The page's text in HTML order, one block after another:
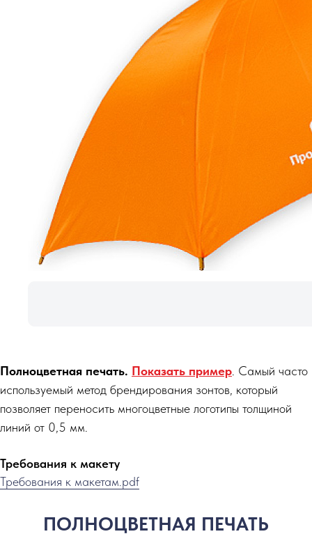
Полноцветная печать. Показать пример . Самый часто
используемый метод брендирования зонтов, который
позволяет переносить многоцветные логотипы толщиной
линий от 0,5 мм.
Требования к макету
Требования к макетам.pdf
ПОЛНОЦВЕТНАЯ ПЕЧАТЬ